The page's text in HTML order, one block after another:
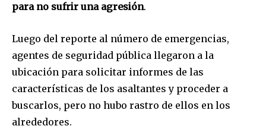
para no sufrir una agresión.
Luego del reporte al número de emergencias,
agentes de seguridad pública llegaron a la
ubicación para solicitar informes de las
características de los asaltantes y proceder a
buscarlos, pero no hubo rastro de ellos en los
alrededores.